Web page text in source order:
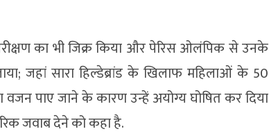
का भी जिक्र किया और पेरिस ओलंपिक से उनके
जहां सारा हिल्डेब्रांड के खिलाफ महिलाओं के 50
वजन पाए जाने के कारण उन्हें अयोग्य घोषित कर दिया
जवाब देने को कहा है.